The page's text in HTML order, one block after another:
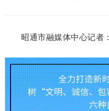
昭通市融媒体中心记者：